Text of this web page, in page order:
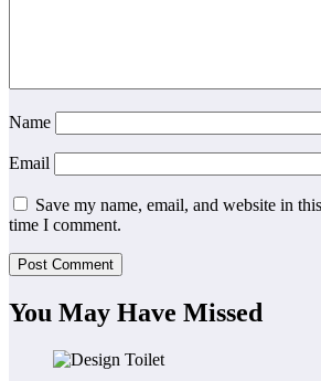
Name
Email
Save my name, email, and website in
time I comment.
You May Have Missed